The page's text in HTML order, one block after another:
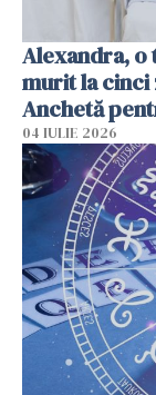
Alexandra, o
murit la cinci
Anchetă
04 IULIE 2026